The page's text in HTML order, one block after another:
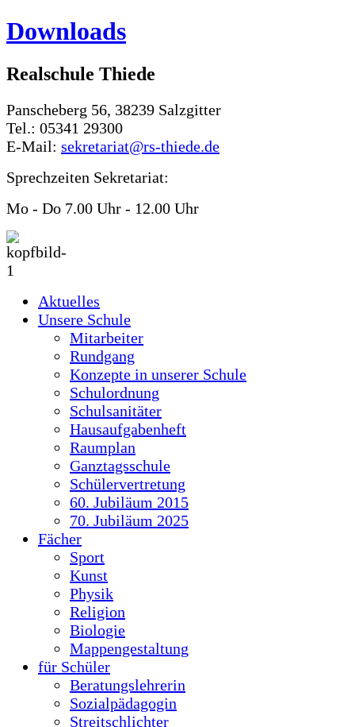
Downloads
Realschule Thiede
Panscheberg 56, 38239 Salzgitter
Tel.: 05341 29300
E-Mail: sekretariat@rs-thiede.de
Sprechzeiten Sekretariat:
Mo - Do 7.00 Uhr - 12.00 Uhr
Aktuelles
Unsere Schule
Mitarbeiter
Rundgang
Konzepte in unserer Schule
Schulordnung
Schulsanitäter
Hausaufgabenheft
Raumplan
Ganztagsschule
Schülervertretung
60. Jubiläum 2015
70. Jubiläum 2025
Fächer
Sport
Kunst
Physik
Religion
Biologie
Mappengestaltung
für Schüler
Beratungslehrerin
Sozialpädagogin
Streitschlichter